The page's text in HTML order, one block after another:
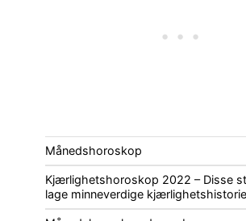
Månedshoroskop
Kjærlighetshoroskop 2022 – Disse
lage minneverdige